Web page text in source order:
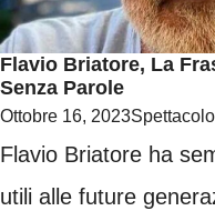
Flavio Briatore, La
Senza Parole
Ottobre 16, 2023Spettacolo
Flavio Briatore ha
utili alle future